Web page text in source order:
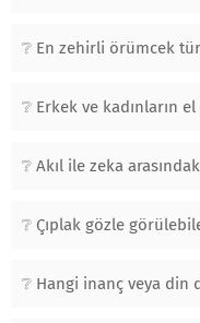
En zehirli örümcek
Erkek ve kadınların el
Akıl ile zeka
Çıplak gözle
Hangi inanç veya din